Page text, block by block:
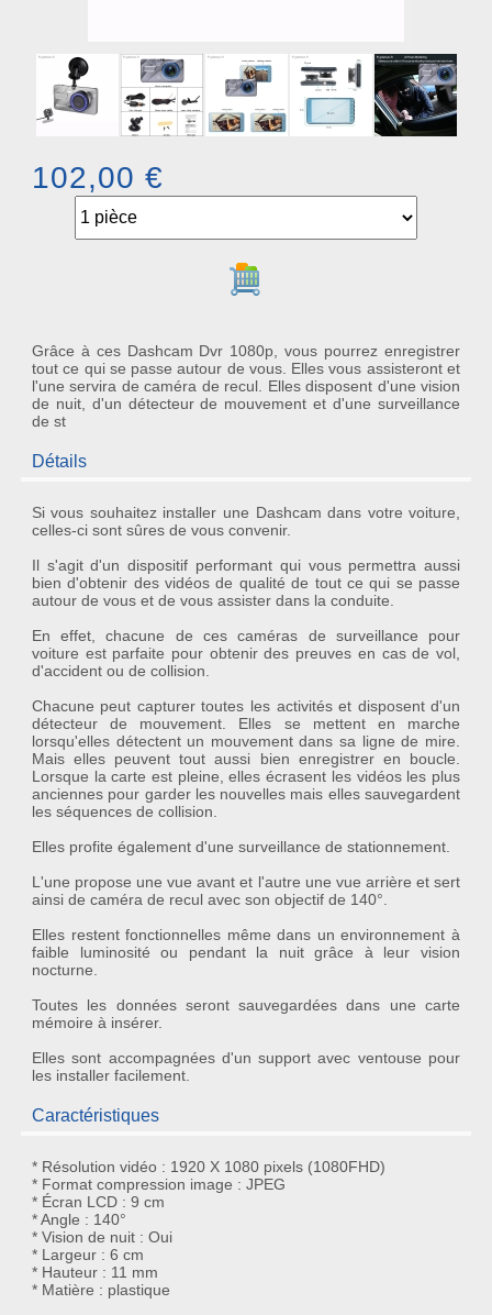
102,00 €
Ajouter au panier
Grâce à ces Dashcam Dvr 1080p, vous pourrez enregistrer
tout ce qui se passe autour de vous. Elles vous assisteront et
l'une servira de caméra de recul. Elles disposent d'une vision
de nuit, d'un détecteur de mouvement et d'une surveillance
de st
Détails
Si vous souhaitez installer une Dashcamdans votre voiture,
celles-ci sont sûres de vous convenir.
Il s'agit d'un dispositif performant qui vous permettra aussi
bien d'obtenir desvidéos de qualité de tout ce qui se passe
autour de vous et de vous assister dans la conduite.
En effet, chacune de cescaméras de surveillance pour
voiture est parfaite pour obtenir des preuves en cas de vol,
d'accident ou de collision.
Chacune peut capturer toutes les activités et disposent d'un
détecteur de mouvement . Elles se mettent en marche
lorsqu'elles détectent un mouvement dans sa ligne de mire.
Mais elles peuvent tout aussi bien enregistrer en boucle
Lorsque la carte est pleine, elles écrasent les vidéos les plus
anciennes pour garder les nouvelles mais elles sauvegardent
les séquences de collision.
Elles profite également d'une surveillance de stationnement.
L'une propose une vue avant et l'autre une vue arrière et sert
ainsi de caméra de recul avec son objectif de 140°
Elles restent fonctionnelles même dans un environnement à
faible luminosité ou pendant la nuit grâce à leurvision
nocturne
Toutes les données seront sauvegardées dans une carte
mémoire à insérer.
Elles sont accompagnées d'unsupport avec ventouse pour
les installer facilement.
Caractéristiques
* Résolution vidéo : 1920 X 1080 pixels (1080FHD)
* Format compression image : JPEG
* Écran LCD : 9 cm
* Angle : 140°
* Vision de nuit : Oui
* Largeur : 6 cm
* Hauteur : 11 mm
* Matière : plastique